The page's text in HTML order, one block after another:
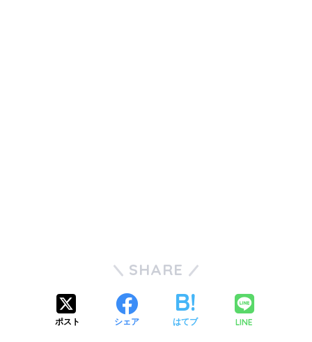
SHARE
ポスト シェア はてブ LINE